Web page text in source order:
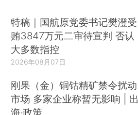
特稿｜国航原党委书记樊澄受
贿3847万元二审待宣判 否认
大多数指控
2026年08月07日
刚果（金）铜钴精矿禁令扰动
市场 多家企业称暂无影响 | 出
海·政策